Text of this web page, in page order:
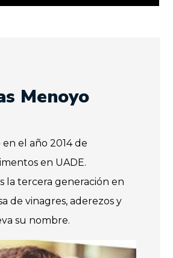
Menoyo
en el año 2014 de
en UADE.
la tercera generación en
de vinagres, aderezos y
su nombre.